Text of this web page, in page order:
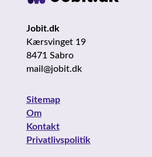
Jobit.dk
Kærsvinget 19
8471 Sabro
mail@jobit.dk
Sitemap
Om
Kontakt
Privatlivspolitik